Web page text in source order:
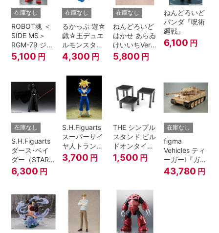
在庫なし
ROBOT魂 ＜
SIDE MS＞
RGM-79 ジム
ver.
A.N.I.M.E.
5,100 円
在庫なし
るかっぷ 遊☆
戯☆王デュエ
ルモンスター
ズ ブラック・
マジシャン・
4,300 円
在庫なし
ねんどろいど
はかせ あらゐ
けいいちVer.
『日常』
5,800 円
ねんどろいど
パンダ『呪術
廻戦』
6,100 円
在庫なし
S.H.Figuarts
ダース･ベイ
ダー（STAR
WARS: Return
of the Jedi）
6,300 円
S.H.Figuarts
スーパーサイ
ヤ人トランク
ス-その身に秘
めしスーパー
Z』
3,700 円
THE シンプル
スタンド ビル
ドオンタイプ
(ブラック)
1,500 円
在庫なし
figma
Vehicles ティ
ーガーI『ガー
ルズ&パンツ
ァー』
43,780 円